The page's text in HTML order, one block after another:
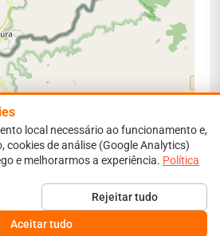
|Map data ©OpenStreetMapcontributors
ardida estimada. Isócronas:
1–6 h.
local necessário ao funcionamento e,
cookies de análise (Google Analytics)
e melhorarmos a experiência. Política
Rejeitar tudo
Aceitar tudo